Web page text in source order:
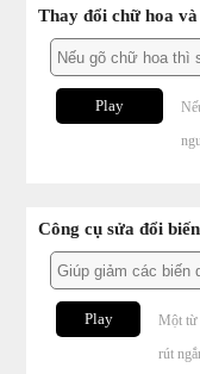
Thay đổi chữ hoa
Play
Công cụ sửa đổi
Play
Một từ
rút